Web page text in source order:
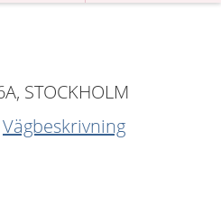
STOCKHOLM
Vägbeskrivning